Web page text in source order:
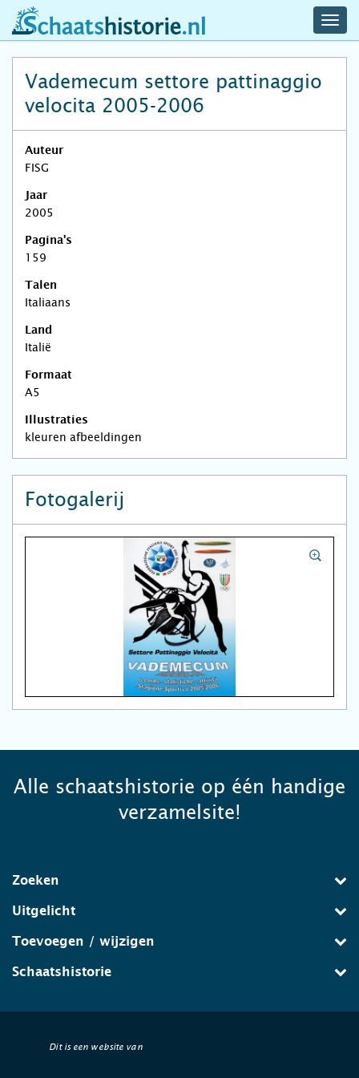
schaatshistorie.nl
Vademecum settore pattinaggio
velocita 2005-2006
Auteur
FISG
Jaar
2005
Pagina's
159
Talen
Italiaans
Land
Italië
Formaat
A5
Illustraties
kleuren afbeeldingen
Fotogalerij
Alle schaatshistorie op één handige
verzamelsite!
Zoeken
Uitgelicht
Toevoegen / wijzigen
Schaatshistorie
Dit is een website van